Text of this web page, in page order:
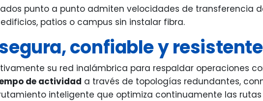
punto a punto admiten velocidades de transferencia
patios o campus sin instalar fibra.
confiable y
su red inalámbrica para respaldar operaciones
de actividad a través de topologías redundantes,
inteligente que optimiza continuamente las